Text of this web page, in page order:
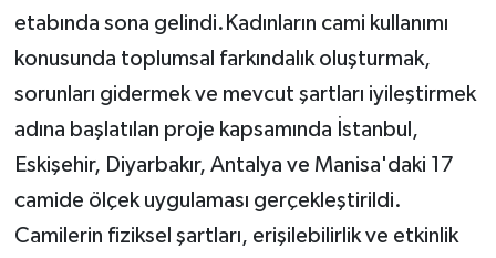
etabında sona gelindi.Kadınların cami kullanımı
konusunda toplumsal farkındalık oluşturmak,
sorunları gidermek ve mevcut şartları iyileştirmek
adına başlatılan proje kapsamında İstanbul,
Eskişehir, Diyarbakır, Antalya ve Manisa'daki 17
camide ölçek uygulaması gerçekleştirildi.
Camilerin fiziksel şartları, erişilebilirlik ve etkinlik